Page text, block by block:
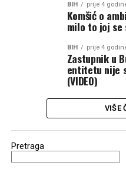
BIH prije 4
Komšić o
milo to joj se
BIH prije 4
Zastupnik u
entitetu nije
(VIDEO)
VIŠE
Pretraga